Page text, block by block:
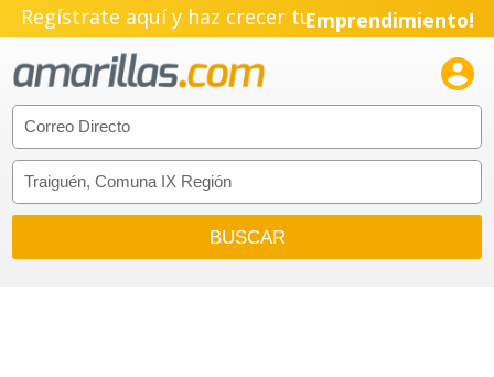
Regístrate aquí y haz crecer tuEmprendimiento!
